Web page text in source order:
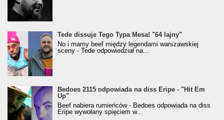
Tede dissuje Tego Typa Mesa! "64 lajny"
No i mamy beef między legendami warszawskiej
sceny - Tede odpowiedział na...
Bedoes 2115 odpowiada na diss Eripe - "Hit Em
Up"
Beef nabiera rumieńców - Bedoes odpowiada na diss
Eripe wywołany spięciem w...